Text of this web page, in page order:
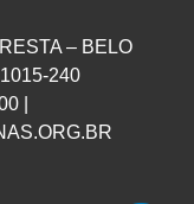
– BELO
240
|